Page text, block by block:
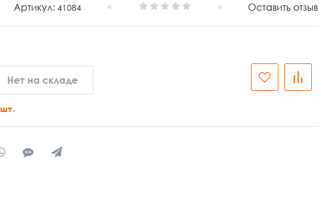
Артикул: 41084 Оставить отзыв
Нет на складе
шт.